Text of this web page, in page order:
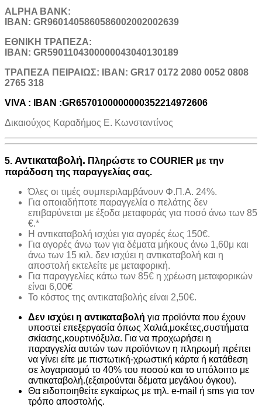
ALPHA BANK:
IBAN: GR9601405860586002002002639
ΕΘΝΙΚΗ ΤΡΑΠΕΖΑ:
IBAN: GR5901104300000043040130189
TΡΑΠΕΖΑ ΠΕΙΡΑΙΩΣ: IBAN: GR17 0172 2080 0052 0808
2765 318
VIVA : IBAN :GR6570100000000352214972606
Δικαιούχος Καραδήμος Ε. Κωνσταντίνος
5. Αντικαταβολή. Πληρώστε το COURIER με την
παράδοση της παραγγελίας σας.
Όλες οι τιμές συμπεριλαμβάνουν Φ.Π.Α. 24%.
Για οποιαδήποτε παραγγελία ο πελάτης δεν
επιβαρύνεται με έξοδα μεταφοράς για ποσό άνω των 85
€.*
H αντικαταβολή ισχύει για αγορές έως 150€.
Για αγορές άνω των για δέματα μήκους άνω 1,60μ και
άνω των 15 κιλ. δεν ισχύει η αντικαταβολή και η
αποστολή εκτελείτε με μεταφορική.
Για παραγγελίες κάτω των 85€ η χρέωση μεταφορικών
είναι 6,00€
Το κόστος της αντικαταβολής είναι 2,50€.
Δεν ισχύει η αντικαταβολή για προϊόντα που έχουν
υποστεί επεξεργασία όπως Χαλιά,μοκέτες,συστήματα
σκίασης,κουρτινόξυλα. Για να προχωρήσει η
παραγγελία αυτών των προϊόντων η πληρωμή πρέπει
να γίνει είτε με πιστωτική-χρωστική κάρτα ή κατάθεση
σε λογαριασμό το 40% του ποσού και το υπόλοιπο με
αντικαταβολή.(εξαιρούνται δέματα μεγάλου όγκου).
Θα ειδοποιηθείτε εγκαίρως με τηλ. e-mail ή sms για τον
τρόπο αποστολής.